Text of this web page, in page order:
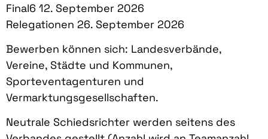
Final6 12. September 2026
Relegationen 26. September 2026
Bewerben können sich: Landesverbände,
Vereine, Städte und Kommunen,
Sporteventagenturen und
Vermarktungsgesellschaften.
Neutrale Schiedsrichter werden seitens des